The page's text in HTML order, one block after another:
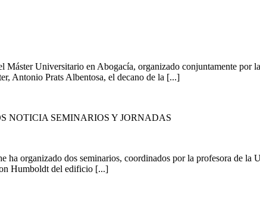
Universitario en Abogacía, organizado conjuntamente por
Antonio Prats Albentosa, el decano de la [...]
NOTICIA SEMINARIOS Y JORNADAS
organizado dos seminarios, coordinados por la profesora de la
Humboldt del edificio [...]